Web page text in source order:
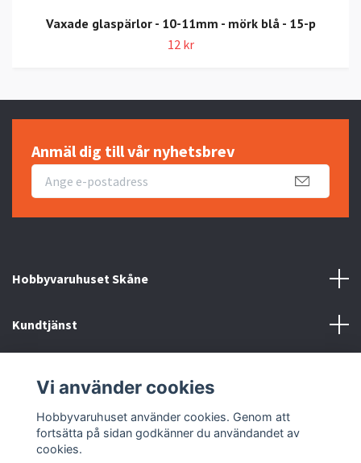
Vaxade glaspärlor - 10-11mm - mörk blå - 15-p
12 kr
Anmäl dig till vår nyhetsbrev
Hobbyvaruhuset Skåne
Kundtjänst
Sociala medier
Vi använder cookies
Hobbyvaruhuset använder cookies. Genom att
fortsätta på sidan godkänner du användandet av
cookies.